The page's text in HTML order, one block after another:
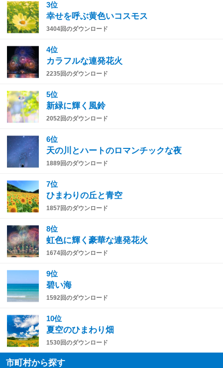
3位
幸せを呼ぶ黄色いコスモス
3404回のダウンロード
4位
カラフルな連発花火
2235回のダウンロード
5位
新緑に輝く風鈴
2052回のダウンロード
6位
天の川とハートのロマンチックな夜
1889回のダウンロード
7位
ひまわりの丘と青空
1857回のダウンロード
8位
虹色に輝く豪華な連発花火
1674回のダウンロード
9位
碧い海
1592回のダウンロード
10位
夏空のひまわり畑
1530回のダウンロード
市町村から探す